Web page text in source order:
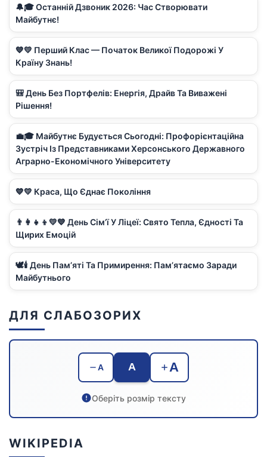
🔔🎓 Останній Дзвоник 2026: Час Створювати
Майбутнє!
💙💛 Перший Клас — Початок Великої Подорожі У
Країну Знань!
🎒 День Без Портфелів: Енергія, Драйв Та Виважені
Рішення!
💼🎓 Майбутнє Будується Сьогодні: Профорієнтаційна
Зустріч Із Представниками Херсонського Державного
Аграрно-Економічного Університету
💙💛 Краса, Що Єднає Покоління
👨‍👩‍👧‍👦💛💙 День Сім’ї У Ліцеї: Свято Тепла, Єдності Та
Щирих Емоцій
🕊️🕯️ День Пам’яті Та Примирення: Пам’ятаємо Заради
Майбутнього
ДЛЯ СЛАБОЗОРИХ
A A A
Оберіть розмір тексту
WIKIPEDIA